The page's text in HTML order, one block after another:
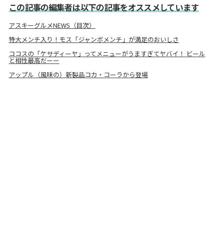
この記事の編集者は以下の記事をオススメしています
アスキーグルメNEWS（目次）
特大メンチ入り！モス「ジャンボメンチ」が満足のおいしさ
ココスの「ケサディーヤ」ってメニューがうますぎてヤバイ！ ビール
と相性最高だーー
アップル（風味の）新製品コカ・コーラから登場